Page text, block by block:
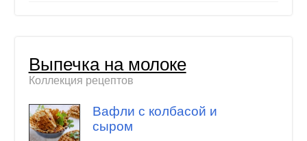
Выпечка на молоке
Коллекция рецептов
Вафли с колбасой и
сыром